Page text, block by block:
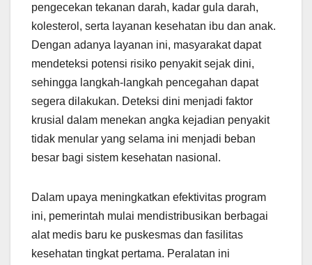
pengecekan tekanan darah, kadar gula darah,
kolesterol, serta layanan kesehatan ibu dan anak.
Dengan adanya layanan ini, masyarakat dapat
mendeteksi potensi risiko penyakit sejak dini,
sehingga langkah-langkah pencegahan dapat
segera dilakukan. Deteksi dini menjadi faktor
krusial dalam menekan angka kejadian penyakit
tidak menular yang selama ini menjadi beban
besar bagi sistem kesehatan nasional.
Dalam upaya meningkatkan efektivitas program
ini, pemerintah mulai mendistribusikan berbagai
alat medis baru ke puskesmas dan fasilitas
kesehatan tingkat pertama. Peralatan ini